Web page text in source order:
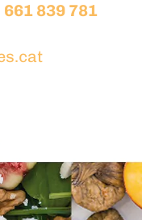
661 839 781